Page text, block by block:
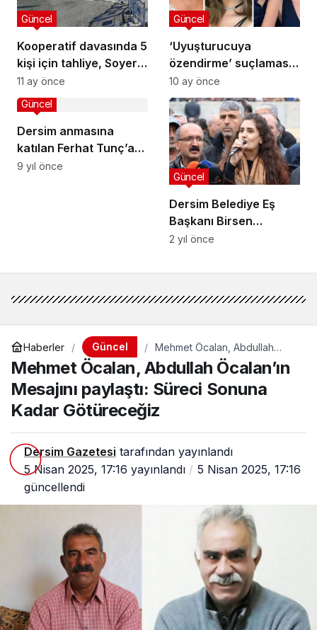
Kooperatif davasında 5
kişi için tahliye, Soyer
için tutukluluğa devam
kararı
Güncel
11 ay önce
‘Uyuşturucuya
özendirme’ suçlaması:
Çok sayıda ünlü şarkıcı
ve oyuncu gözaltına
alındı
Güncel
10 ay önce
Dersim anmasına
katılan Ferhat Tunç’a
para cezası
Güncel
9 yıl önce
Dersim Belediye Eş
Başkanı Birsen
Orhan’a ev hapsi ve
Güncel
2 yıl önce
Haberler Güncel
Mehmet Öcalan, Abdullah
Öcalan’ın Mesajını paylaştı:
Süreci Sonuna Kadar
Götüreceğiz
Mehmet Öcalan, Abdullah Öcalan’ın
Mesajını paylaştı: Süreci Sonuna
Kadar Götüreceğiz
Dersim Gazetesi tarafından yayınlandı
5 Nisan 2025, 17:16 yayınlandı
5 Nisan 2025, 17:16
güncellendi